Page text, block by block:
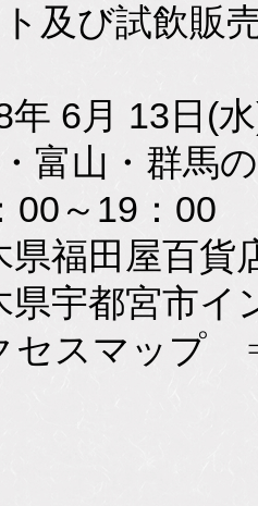
及び試飲販
6月 13日(
富山・群馬
～19：00
福田屋百貨
宮市イン
マップ